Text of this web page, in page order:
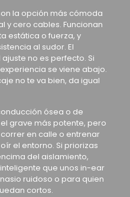
la opción más cómoda
y cero cables. Funcionan
estática o fuerza, y
al sudor. El
no es perfecto. Si
se viene abajo.
no te va bien, da igual
ósea o de
grave más potente, pero
en calle o entrenar
el entorno. Si priorizas
del aislamiento,
que unos in-ear
ruidoso o para quien
cortos.